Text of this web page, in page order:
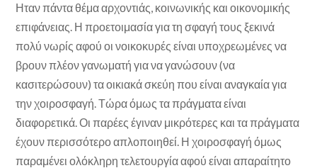
Ηταν πάντα θέμα αρχοντιάς, κοινωνικής και οικονομικής
επιφάνειας. Η προετοιμασία για τη σφαγή τους ξεκινά
πολύ νωρίς αφού οι νοικοκυρές είναι υποχρεωμένες να
βρουν πλέον γανωματή για να γανώσουν (να
κασιτερώσουν) τα οικιακά σκεύη που είναι αναγκαία για
την χοιροσφαγή. Τώρα όμως τα πράγματα είναι
διαφορετικά. Οι παρέες έγιναν μικρότερες και τα πράγματα
έχουν περισσότερο απλοποιηθεί. Η χοιροσφαγή όμως
παραμένει ολόκληρη τελετουργία αφού είναι απαραίτητο